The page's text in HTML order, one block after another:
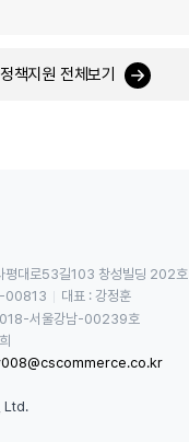
정책지원 전체보기
평대로53길103 창성빌딩 202호
00813
대표 : 강정훈
서울강남-00239호
Ltd.